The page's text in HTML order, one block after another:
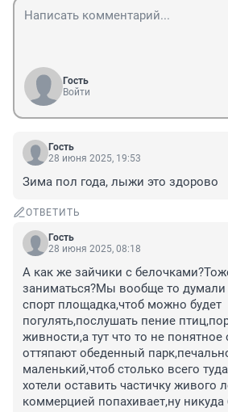
Гость
Войти
Гость
28 июня 2025, 19:53
Зима пол года, лыжи это здорово
ОТВЕТИТЬ
Гость
28 июня 2025, 08:18
А как же зайчики с
заниматься?Мы вообще то думали
спорт площадка,чтоб можно будет
погулять,послушать пение
живности,а тут что то не
оттяпают обеденный
маленький,чтоб столько всего
хотели оставить частичку живого
коммерцией попахивает,ну никуда